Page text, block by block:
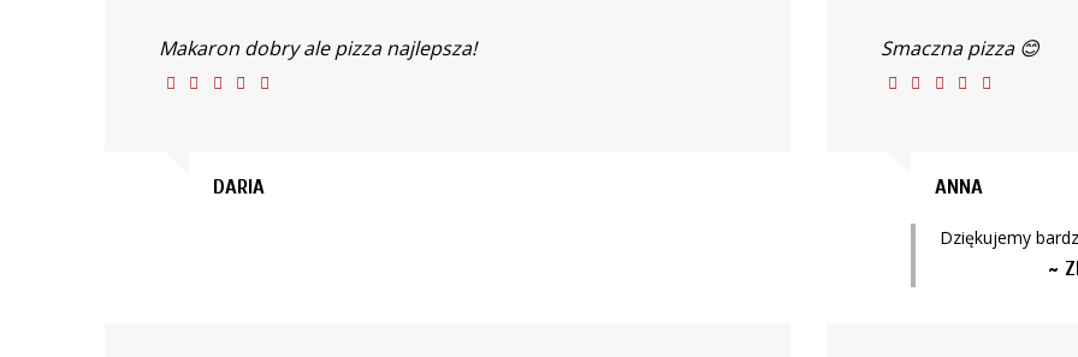
Makaron dobry ale pizza najlepsza!
DARIA
Smaczna pizza 😊
ANNA
Dziękujemy
~